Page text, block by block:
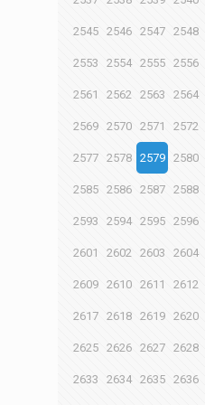
2545 2546 2547 2548
2553 2554 2555 2556
2561 2562 2563 2564
2569 2570 2571 2572
2577 2578 2579 2580
2585 2586 2587 2588
2593 2594 2595 2596
2601 2602 2603 2604
2609 2610 2611 2612
2617 2618 2619 2620
2625 2626 2627 2628
2633 2634 2635 2636